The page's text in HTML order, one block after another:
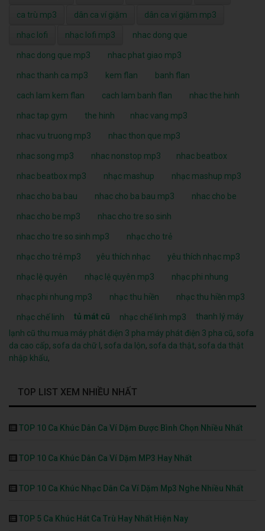
ca trù mp3 dân ca ví giặm dân ca ví giặm mp3
nhạc lofi nhạc lofi mp3 nhac dong que
nhac dong que mp3 nhac phat giao mp3
nhac thanh ca mp3 kem flan banh flan
cach lam kem flan cach lam banh flan nhac the hinh
nhac tap gym the hinh nhac vang mp3
nhac vu truong mp3 nhac thon que mp3
nhac song mp3 nhac nonstop mp3 nhac beatbox
nhac beatbox mp3 nhạc mashup nhạc mashup mp3
nhac cho ba bau nhac cho ba bau mp3 nhac cho be
nhac cho be mp3 nhac cho tre so sinh
nhac cho tre so sinh mp3 nhạc cho trẻ
nhạc cho trẻ mp3 yêu thích nhạc yêu thích nhạc mp3
nhạc lệ quyên nhạc lệ quyên mp3 nhạc phi nhung
nhạc phi nhung mp3 nhạc thu hiền nhạc thu hiền mp3
nhạc chế linh tủ mát cũ nhạc chế linh mp3
thanh lý máy
lạnh cũ thu mua máy phát điện 3 pha máy phát điện 3 pha cũ, sofa
da cao cấp, sofa da chữ l , sofa da lộn, sofa da thật, sofa da thật
nhập khẩu,
TOP LIST XEM NHIỀU NHẤT
TOP 10 Ca Khúc Dân Ca Ví Dặm Được Bình Chọn Nhiều Nhất
TOP 10 Ca Khúc Dân Ca Ví Dặm MP3 Hay Nhất
TOP 10 Ca Khúc Nhạc Dân Ca Ví Dặm Mp3 Nghe Nhiều Nhất
TOP 5 Ca Khúc Hát Ca Trù Hay Nhất Hiện Nay